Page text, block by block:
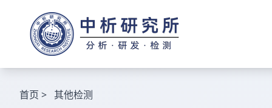
首页 > 其他检测